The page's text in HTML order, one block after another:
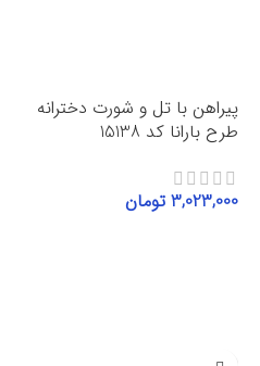
پیراهن با تل و شورت دخترانه
طرح بارانا کد 15138
3,023,000 تومان